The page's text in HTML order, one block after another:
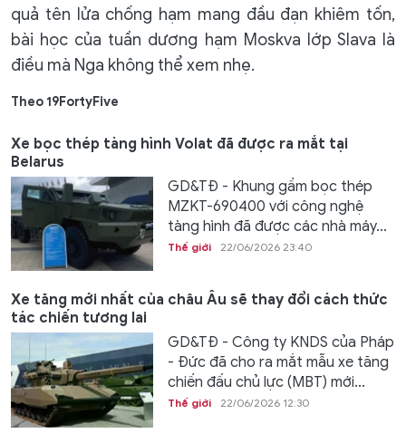
quả tên lửa chống hạm mang đầu đạn khiêm tốn,
bài học của tuần dương hạm Moskva lớp Slava là
điều mà Nga không thể xem nhẹ.
Theo 19FortyFive
Xe bọc thép tàng hình Volat đã được ra mắt tại
Belarus
GD&TĐ - Khung gầm bọc thép
MZKT-690400 với công nghệ
tàng hình đã được các nhà máy...
Thế giới 22/06/2026 23:40
Xe tăng mới nhất của châu Âu sẽ thay đổi cách thức
tác chiến tương lai
GD&TĐ - Công ty KNDS của Pháp
- Đức đã cho ra mắt mẫu xe tăng
chiến đấu chủ lực (MBT) mới...
Thế giới 22/06/2026 12:30